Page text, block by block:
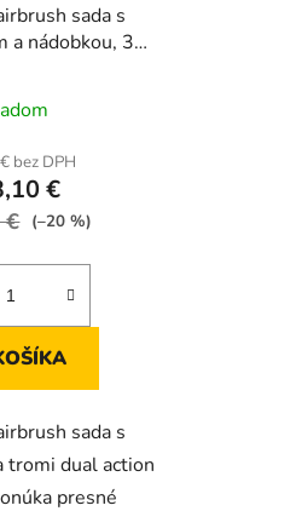
sada s
a nádobkou, 3
/ 0,5 mm
bez DPH
€
€ (–20 %)
sada s
tromi dual action
presné